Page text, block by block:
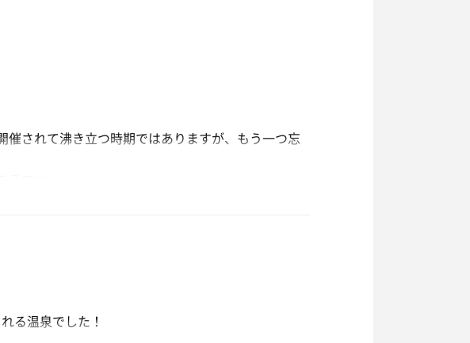
されて沸き立つ時期ではありますが、もう一つ忘
しみにしていましたが、年々漁獲量は減少の一途
ン🐟
❤️‍🔥
申し上げてから浴室に♨️
る温泉でした！